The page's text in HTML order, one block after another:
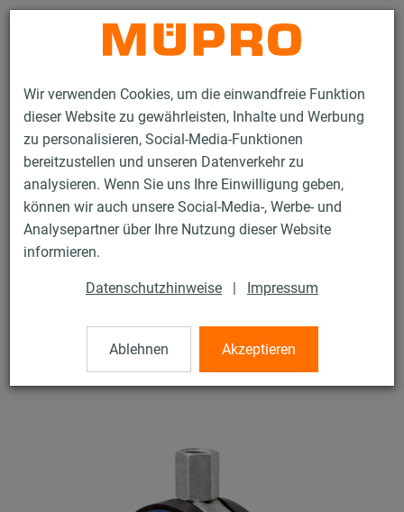
Wir verwenden Cookies, um die einwandfreie Funktion
dieser Website zu gewährleisten, Inhalte und Werbung
zu personalisieren, Social-Media-Funktionen
bereitzustellen und unseren Datenverkehr zu
analysieren. Wenn Sie uns Ihre Einwilligung geben,
können wir auch unsere Social-Media-, Werbe- und
Analysepartner über Ihre Nutzung dieser Website
informieren.
Datenschutzhinweise | Impressum
Ablehnen Akzeptieren
Kontakt
Produkte Befestigungstechnik
Schallschutz
Rohrschellen mit Schalldämmung
Schraubrohrschellen
Schraubrohrschellen
mit DÄMMGULAST® blau, verzinkt